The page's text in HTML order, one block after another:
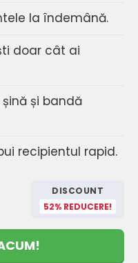
la îndemână.
doar cât ai
și bandă
recipientul rapid.
DISCOUNT
52% REDUCERE!